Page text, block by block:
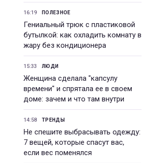
16:19 ПОЛЕЗНОЕ
Гениальный трюк с пластиковой
бутылкой: как охладить комнату в
жару без кондиционера
15:33 ЛЮДИ
Женщина сделала "капсулу
времени" и спрятала ее в своем
доме: зачем и что там внутри
14:58 ТРЕНДЫ
Не спешите выбрасывать одежду:
7 вещей, которые спасут вас,
если вес поменялся